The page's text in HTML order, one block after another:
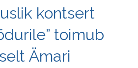
kontsert
toimub
Ämari